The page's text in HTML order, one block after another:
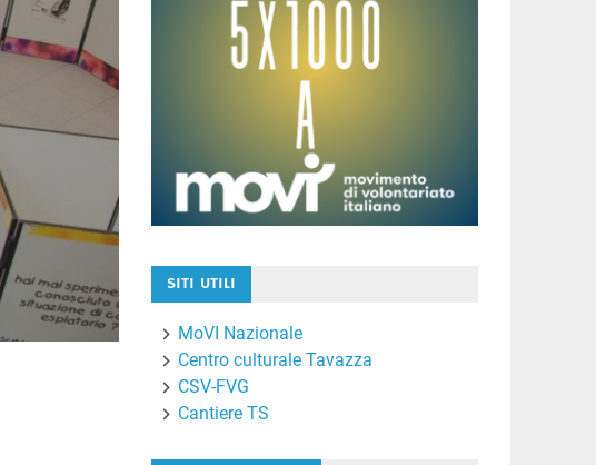
SITI UTILI
MoVI Nazionale
Centro culturale Tavazza
CSV-FVG
Cantiere TS